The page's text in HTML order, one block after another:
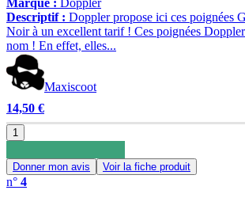
Marque : Doppler
Descriptif : Doppler propose ici ces poignées
Noir à un excellent tarif ! Ces poignées
nom ! En effet, elles...
Maxiscoot
14,50 €
1
Donner mon avis Voir la fiche produit
n° 4